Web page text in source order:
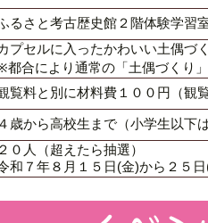
るさと考古歴史館２階体験学習
プセルに入ったかわいい土偶づ
都合により通常の「土偶づくり
覧料と別に材料費１００円（観
４歳から高校生まで（小学生以下
２０人（超えたら抽選）
和７年８月１５日(金)から２５